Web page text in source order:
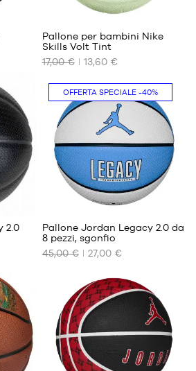
I
NOSTRI
DISPONIBILI
dimensione
3
Pallone per bambini Nike
Skills Volt Tint
17,00 €
13,60 €
2.0
OFFERTA SPECIALE -40%
I
NOSTRI
DISPONIBILI
dimensione
7
Pallone Jordan Legacy 2.0 da
8 pezzi, sgonfio
45,00 €
27,00 €